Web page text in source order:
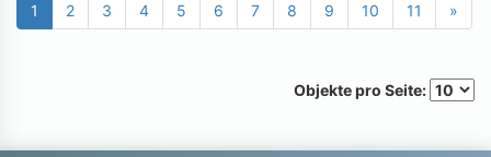
1 2 3 4 5 6 7 8 9 10 11 »
Objekte pro Seite: